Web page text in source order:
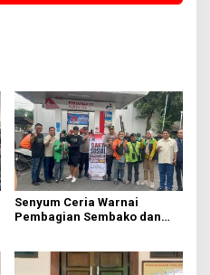
Senyum Ceria Warnai
Pembagian Sembako dan